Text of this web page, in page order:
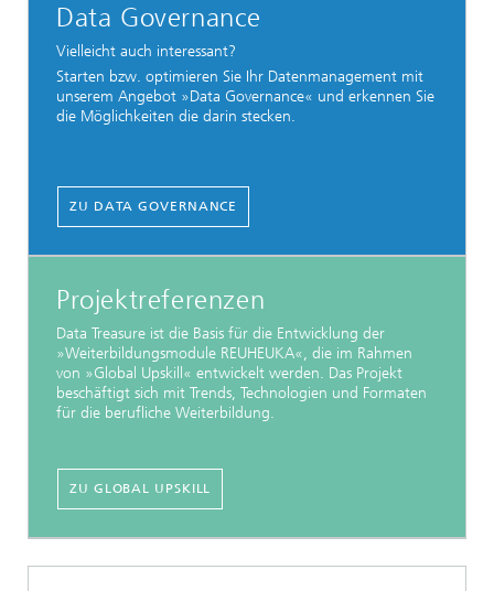
Data Governance
Vielleicht auch interessant?
Starten bzw. optimieren Sie Ihr Datenmanagement mit
unserem Angebot »Data Governance« und erkennen Sie
die Möglichkeiten die darin stecken.
ZU DATA GOVERNANCE
Projektreferenzen
Data Treasure ist die Basis für die Entwicklung der
»Weiterbildungsmodule REUHEUKA«, die im Rahmen
von »Global Upskill« entwickelt werden. Das Projekt
beschäftigt sich mit Trends, Technologien und Formaten
für die berufliche Weiterbildung.
ZU GLOBAL UPSKILL